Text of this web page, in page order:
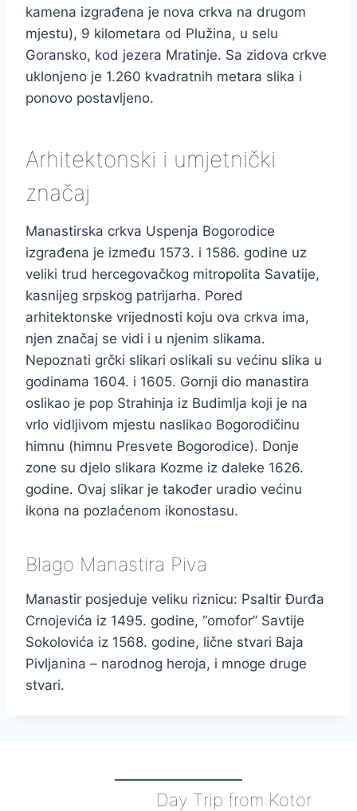
kamena izgrađena je nova crkva na drugom
mjestu), 9 kilometara od Plužina, u selu
Goransko, kod jezera Mratinje. Sa zidova crkve
uklonjeno je 1.260 kvadratnih metara slika i
ponovo postavljeno.
Arhitektonski i umjetnički
značaj
Manastirska crkva Uspenja Bogorodice
izgrađena je između 1573. i 1586. godine uz
veliki trud hercegovačkog mitropolita Savatije,
kasnijeg srpskog patrijarha. Pored
arhitektonske vrijednosti koju ova crkva ima,
njen značaj se vidi i u njenim slikama.
Nepoznati grčki slikari oslikali su većinu slika u
godinama 1604. i 1605. Gornji dio manastira
oslikao je pop Strahinja iz Budimlja koji je na
vrlo vidljivom mjestu naslikao Bogorodičinu
himnu (himnu Presvete Bogorodice). Donje
zone su djelo slikara Kozme iz daleke 1626.
godine. Ovaj slikar je također uradio većinu
ikona na pozlaćenom ikonostasu.
Blago Manastira Piva
Manastir posjeduje veliku riznicu: Psaltir Đurđa
Crnojevića iz 1495. godine, “omofor” Savtije
Sokolovića iz 1568. godine, lične stvari Baja
Pivljanina – narodnog heroja, i mnoge druge
stvari.
Day Trip from Kotor